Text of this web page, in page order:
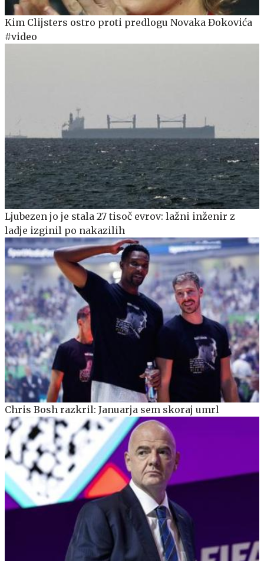
Kim Clijsters ostro proti predlogu Novaka Đokovića
#video
Ljubezen jo je stala 27 tisoč evrov: lažni inženir z
ladje izginil po nakazilih
Chris Bosh razkril: Januarja sem skoraj umrl